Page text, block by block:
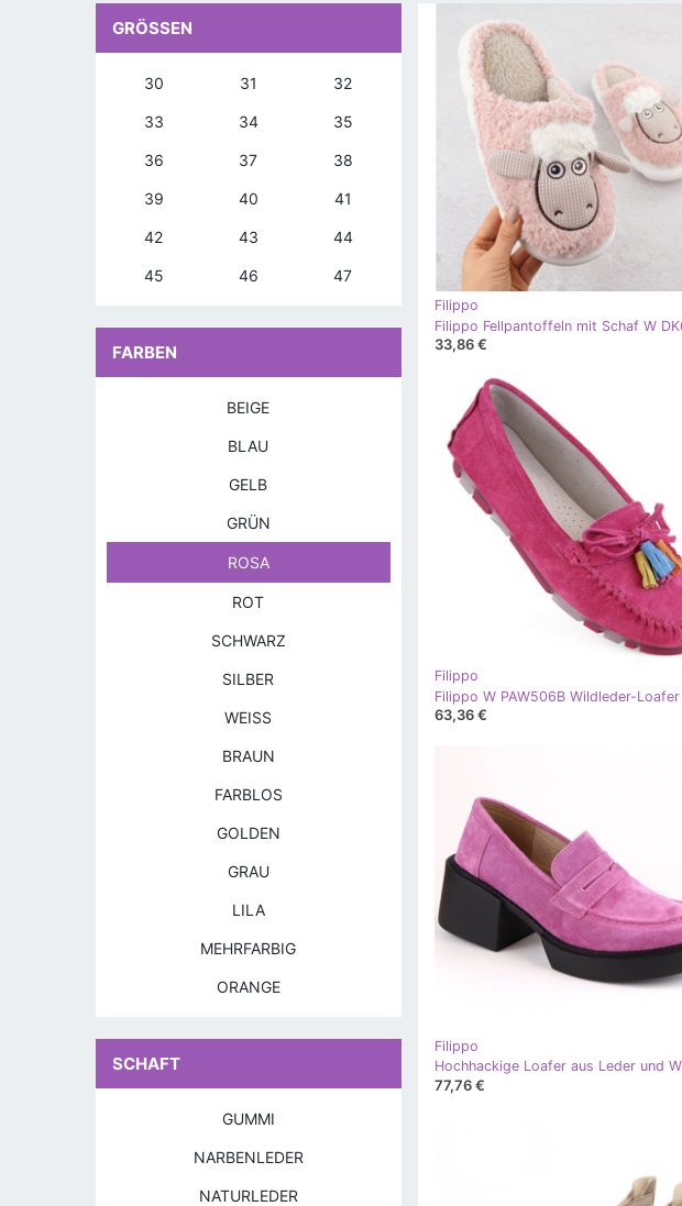
Filippo
33,86 €
Filippo
63,36 €
Filippo
77,76 €
GRÖSSEN
30 31 32
33 34 35
36 37 38
39 40 41
42 43 44
45 46 47
FARBEN
BEIGE
BLAU
GELB
GRÜN
ROSA
ROT
SCHWARZ
SILBER
WEISS
BRAUN
FARBLOS
GOLDEN
GRAU
LILA
MEHRFARBIG
ORANGE
SCHAFT
GUMMI
NARBENLEDER
NATURLEDER